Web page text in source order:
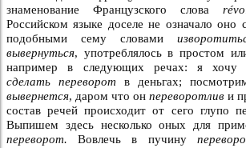
знаменование Французского слова
Российском языке доселе не означало оно
подобными сему словами
вывернуться, употреблялось в простом
например в следующих речах: я хочу
сделать переворот в деньгах;
вывернется, даром что он переворотлив и
состав речей происходит от сего глупо
Выпишем здесь несколько оных для
переворот. Вовлечь в пучину